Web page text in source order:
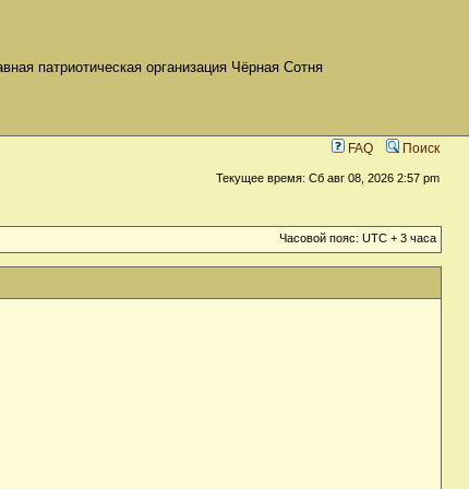
патриотическая организация Чёрная Сотня
FAQ Поиск
Текущее время: Сб авг 08, 2026 2:57 pm
Часовой пояс: UTC + 3 часа